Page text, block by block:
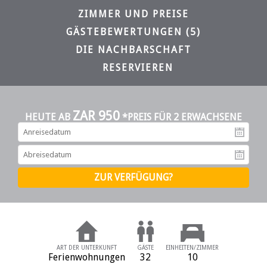
ZIMMER UND PREISE
GÄSTEBEWERTUNGEN (5)
DIE NACHBARSCHAFT
RESERVIEREN
HEUTE AB ZAR 950 *PREIS FÜR 2 ERWACHSENE
ART DER UNTERKUNFT
Ferienwohnungen
GÄSTE
32
EINHEITEN/ZIMMER
10